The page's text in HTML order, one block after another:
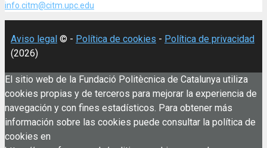
info.citm@citm.upc.edu
Aviso legal © - Política de cookies - Política de privacidad
(2026)
El sitio web de la Fundació Politècnica de Catalunya utiliza
cookies propias y de terceros para mejorar la experiencia de
navegación y con fines estadísticos. Para obtener más
información sobre las cookies puede consultar la política de
cookies en